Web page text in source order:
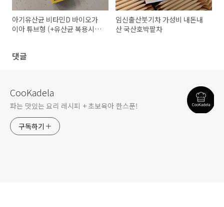
아기유산균 비타민D 바이오가
이아 튜브형 (+유산균 복용시
임신출산붓기차 가성비 내돈내
산 국산호박팥차
댓글
CooKadela
파는 맛있는 요리 레시피 + 초보육아 한스푼!
구독하기